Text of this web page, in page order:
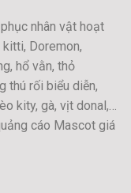
nhân vật hoạt
Doremon,
hổ vằn, thỏ
thú rối biểu diễn,
kity, gà, vịt donal,…
cáo Mascot giá